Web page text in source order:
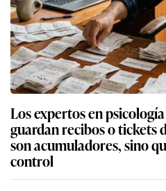
Los expertos en
guardan recibos o tickets
son acumuladores, sino
control